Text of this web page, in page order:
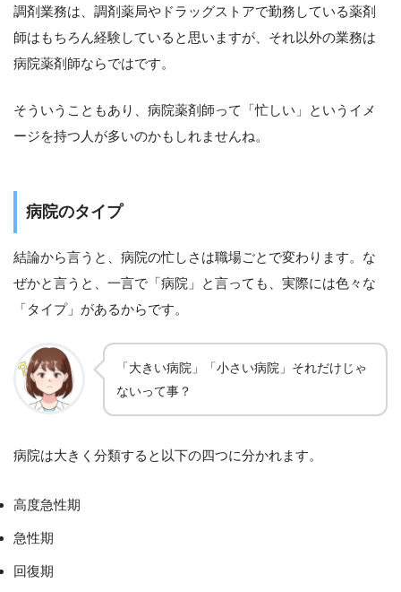
調剤業務は、調剤薬局やドラッグストアで勤務している薬剤
師はもちろん経験していると思いますが、それ以外の業務は
病院薬剤師ならではです。
そういうこともあり、病院薬剤師って「忙しい」というイメ
ージを持つ人が多いのかもしれませんね。
病院のタイプ
結論から言うと、病院の忙しさは職場ごとで変わります。な
ぜかと言うと、一言で「病院」と言っても、実際には色々な
「タイプ」があるからです。
「大きい病院」「小さい病院」それだけじゃ
ないって事？
病院は大きく分類すると以下の四つに分かれます。
高度急性期
急性期
回復期